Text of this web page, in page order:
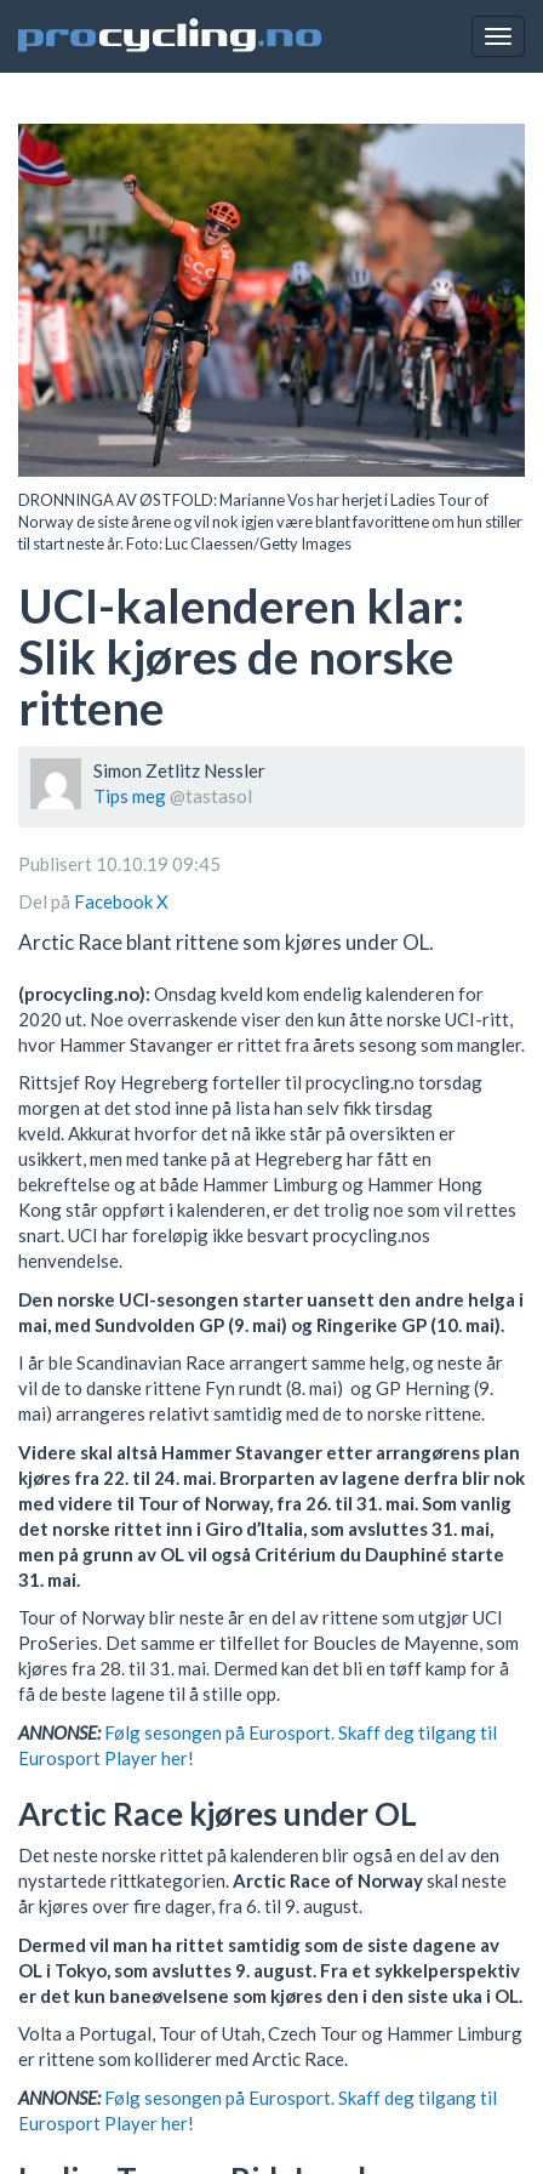
DRONNINGA AV ØSTFOLD: Marianne Vos har herjet i Ladies Tour of
Norway de siste årene og vil nok igjen være blant favorittene om hun stiller
til start neste år. Foto: Luc Claessen/Getty Images
UCI-kalenderen klar:
Slik kjøres de norske
rittene
Simon Zetlitz Nessler
Tips meg @tastasol
Publisert 10.10.19 09:45
Del på FacebookX
Arctic Race blant rittene som kjøres under OL.
(procycling.no): Onsdag kveld kom endelig kalenderen for
2020 ut. Noe overraskende viser den kun åtte norske UCI-ritt,
hvor Hammer Stavanger er rittet fra årets sesong som mangler.
Rittsjef Roy Hegreberg forteller til procycling.no torsdag
morgen at det stod inne på lista han selv fikk tirsdag
kveld. Akkurat hvorfor det nå ikke står på oversikten er
usikkert, men med tanke på at Hegreberg har fått en
bekreftelse og at både Hammer Limburg og Hammer Hong
Kong står oppført i kalenderen, er det trolig noe som vil rettes
snart. UCI har foreløpig ikke besvart procycling.nos
henvendelse.
Den norske UCI-sesongen starter uansett den andre helga i
mai, med Sundvolden GP (9. mai) og Ringerike GP (10. mai).
I år ble Scandinavian Race arrangert samme helg, og neste år
vil de to danske rittene Fyn rundt (8. mai) og GP Herning (9.
mai) arrangeres relativt samtidig med de to norske rittene.
Videre skal altså Hammer Stavanger etter arrangørens plan
kjøres fra 22. til 24. mai. Brorparten av lagene derfra blir nok
med videre til Tour of Norway, fra 26. til 31. mai. Som vanlig
det norske rittet inn i Giro d’Italia, som avsluttes 31. mai,
men på grunn av OL vil også Critérium du Dauphiné starte
31. mai.
Tour of Norway blir neste år en del av rittene som utgjør UCI
ProSeries. Det samme er tilfellet for Boucles de Mayenne, som
kjøres fra 28. til 31. mai. Dermed kan det bli en tøff kamp for å
få de beste lagene til å stille opp.
ANNONSE: Følg sesongen på Eurosport. Skaff deg tilgang til
Eurosport Player her!
Arctic Race kjøres under OL
Det neste norske rittet på kalenderen blir også en del av den
nystartede rittkategorien.Arctic Race of Norwayskal neste
år kjøres over fire dager, fra 6. til 9. august.
Dermed vil man ha rittet samtidig som de siste dagene av
OL i Tokyo, som avsluttes 9. august. Fra et sykkelperspektiv
er det kun baneøvelsene som kjøres den i den siste uka i OL.
Volta a Portugal, Tour of Utah, Czech Tour og Hammer Limburg
er rittene som kolliderer med Arctic Race.
ANNONSE: Følg sesongen på Eurosport. Skaff deg tilgang til
Eurosport Player her!